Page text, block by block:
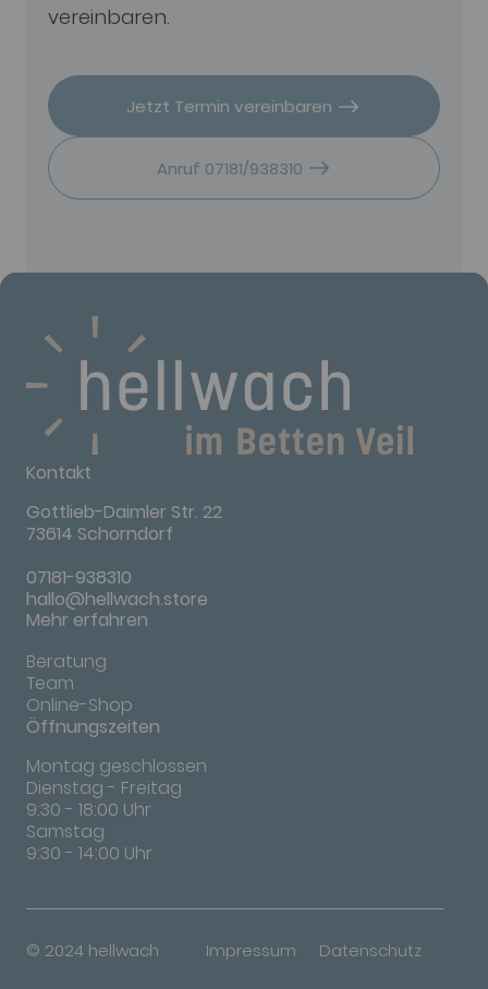
vereinbaren.
Jetzt Termin vereinbaren
Anruf 07181/938310
Kontakt
Gottlieb-Daimler Str. 22
73614 Schorndorf
07181-938310
hallo@hellwach.store
Mehr erfahren
Beratung
Team
Online-Shop
Öffnungszeiten
Montag geschlossen
Dienstag - Freitag
9:30 - 18:00 Uhr
Samstag
9:30 - 14:00 Uhr
© 2024 hellwach Impressum Datenschutz